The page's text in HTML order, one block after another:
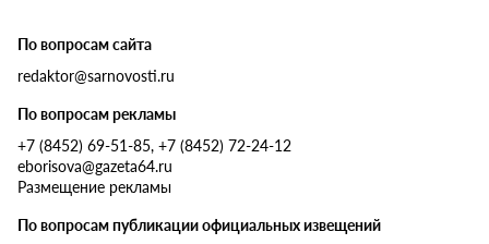
По вопросам сайта
redaktor@sarnovosti.ru
По вопросам рекламы
+7 (8452) 69-51-85, +7 (8452) 72-24-12
eborisova@gazeta64.ru
Размещение рекламы
По вопросам публикации официальных извещений